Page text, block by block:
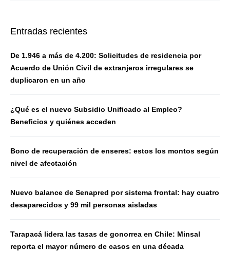
Entradas recientes
De 1.946 a más de 4.200: Solicitudes de residencia por
Acuerdo de Unión Civil de extranjeros irregulares se
duplicaron en un año
¿Qué es el nuevo Subsidio Unificado al Empleo?
Beneficios y quiénes acceden
Bono de recuperación de enseres: estos los montos según
nivel de afectación
Nuevo balance de Senapred por sistema frontal: hay cuatro
desaparecidos y 99 mil personas aisladas
Tarapacá lidera las tasas de gonorrea en Chile: Minsal
reporta el mayor número de casos en una década